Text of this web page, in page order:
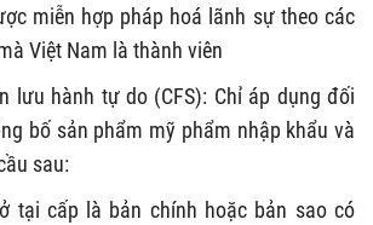
miễn hợp pháp hoá lãnh sự theo các
Việt Nam là thành viên
lưu hành tự do (CFS): Chỉ áp dụng đối
bố sản phẩm mỹ phẩm nhập khẩu và
sau:
tại cấp là bản chính hoặc bản sao có